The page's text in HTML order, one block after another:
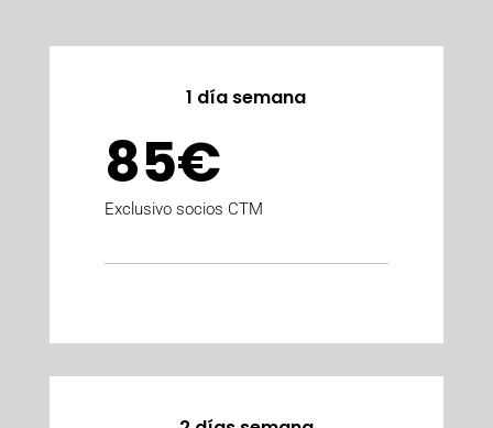
1 día semana
85€
Exclusivo socios CTM